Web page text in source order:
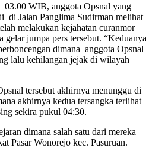
03.00 WIB, anggota Opsnal yang
di Jalan Panglima Sudirman melihat
melakukan kejahatan curanmor
gelar jumpa pers tersebut. “Keduanya
dimana anggota Opsnal
lalu kehilangan jejak di wilayah
tersebut akhirnya menunggu di
akhirnya kedua tersangka terlihat
sekira pukul 04:30.
dimana salah satu dari mereka
Pasar Wonorejo kec. Pasuruan.